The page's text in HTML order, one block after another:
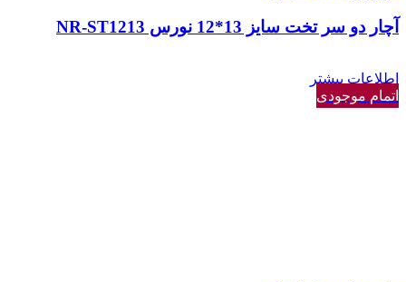
آچار دو سر تخت سایز 13*12 نورس NR-ST1213
اطلاعات بیشتر
اتمام موجودی